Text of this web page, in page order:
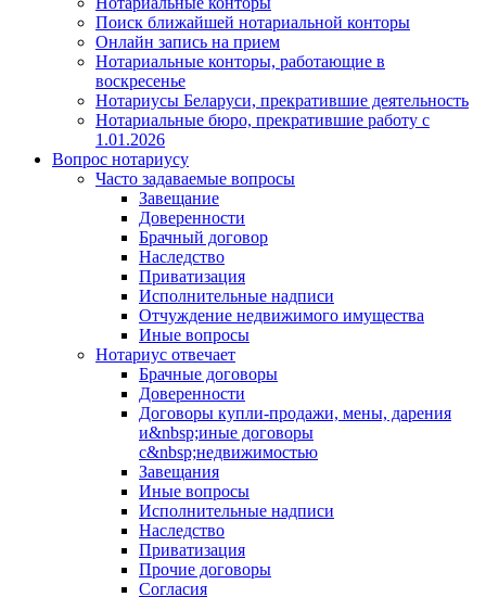
Поиск ближайшей нотариальной конторы
Онлайн запись на прием
Нотариальные конторы, работающие в
воскресенье
Нотариусы Беларуси, прекратившие деятельность
Нотариальные бюро, прекратившие работу с
1.01.2026
Вопрос нотариусу
Часто задаваемые вопросы
Завещание
Доверенности
Брачный договор
Наследство
Приватизация
Исполнительные надписи
Отчуждение недвижимого имущества
Иные вопросы
Нотариус отвечает
Брачные договоры
Доверенности
Договоры купли-продажи, мены, дарения
и&nbsp;иные договоры
с&nbsp;недвижимостью
Завещания
Иные вопросы
Исполнительные надписи
Наследство
Приватизация
Прочие договоры
Согласия